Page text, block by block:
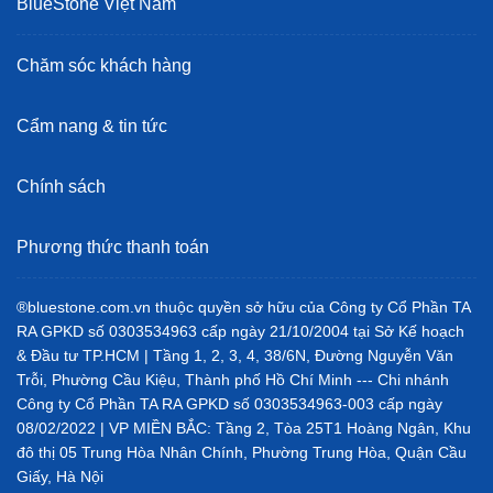
Bếp từ mang lại nhiều tiện ích nấu ăn vượt trội
Có những loại bếp từ nào?
Bếp từ đôi
Bếp từ đôi là sự kết hợp hoàn hảo của hai bếp từ độc lập và
2 vùng điều khiển riêng biệt, cho phép nấu nhiều món ăn
cùng một lúc hoặc tùy thuộc vào từng nhu cầu cụ thể của
BlueStone Việt Nam
Chăm sóc khách hàng
Cẩm nang & tin tức
Chính sách
Phương thức thanh toán
®bluestone.com.vn thuộc quyền sở hữu của Công ty Cổ Phần TA
RA GPKD số 0303534963 cấp ngày 21/10/2004 tại Sở Kế hoạch
& Đầu tư TP.HCM | Tầng 1, 2, 3, 4, 38/6N, Đường Nguyễn Văn
Trỗi, Phường Cầu Kiệu, Thành phố Hồ Chí Minh --- Chi nhánh
Công ty Cổ Phần TA RA GPKD số 0303534963-003 cấp ngày
08/02/2022 | VP MIỀN BẮC: Tầng 2, Tòa 25T1 Hoàng Ngân, Khu
đô thị 05 Trung Hòa Nhân Chính, Phường Trung Hòa, Quận Cầu
Giấy, Hà Nội